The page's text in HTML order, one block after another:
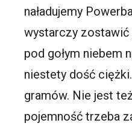
naładujemy
wystarczy zostawić
pod gołym niebem
niestety dość
gramów. Nie jest
pojemność trzeba